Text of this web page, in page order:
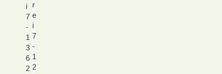
i
7
-
1
3
6
2
r
e
i
7
-
1
2